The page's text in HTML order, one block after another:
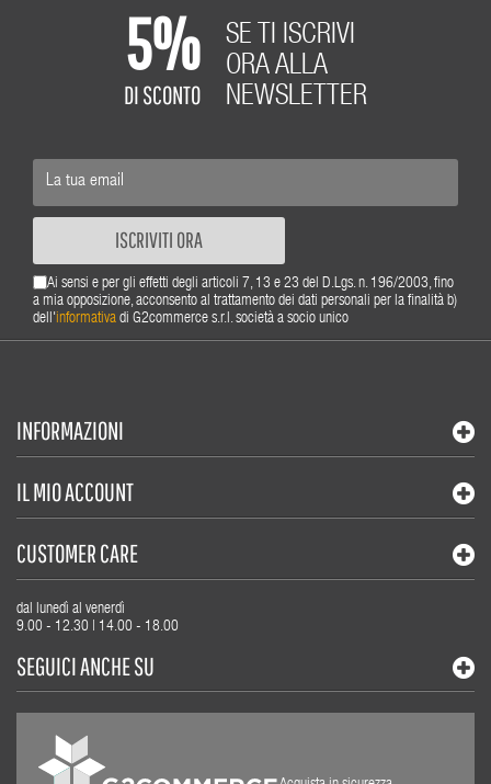
5%
DI SCONTO
SE TI ISCRIVI
ORA ALLA
NEWSLETTER
ISCRIVITI ORA
Ai sensi e per gli effetti degli articoli 7, 13 e 23 del D.Lgs. n. 196/2003, fino
a mia opposizione, acconsento al trattamento dei dati personali per la finalità b)
dell'informativa di G2commerce s.r.l. società a socio unico
INFORMAZIONI
IL MIO ACCOUNT
CUSTOMER CARE
dal lunedì al venerdì
9.00 - 12.30 | 14.00 - 18.00
SEGUICI ANCHE SU